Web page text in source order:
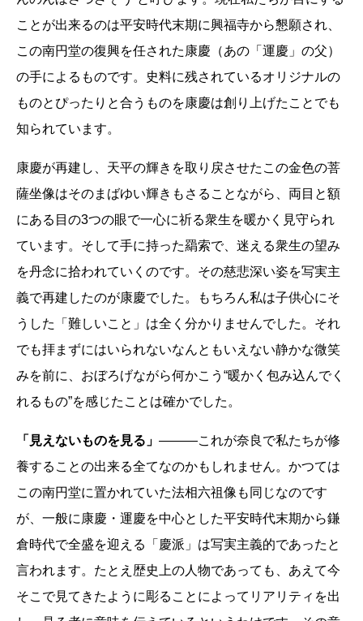
ことが出来るのは平安時代末期に興福寺から懇願され、
この南円堂の復興を任された康慶（あの「運慶」の父）
の手によるものです。史料に残されているオリジナルの
ものとぴったりと合うものを康慶は創り上げたことでも
知られています。
康慶が再建し、天平の輝きを取り戻させたこの金色の菩
薩坐像はそのまばゆい輝きもさることながら、両目と額
にある目の3つの眼で一心に祈る衆生を暖かく見守られ
ています。そして手に持った羂索で、迷える衆生の望み
を丹念に拾われていくのです。その慈悲深い姿を写実主
義で再建したのが康慶でした。もちろん私は子供心にそ
うした「難しいこと」は全く分かりませんでした。それ
でも拝まずにはいられないなんともいえない静かな微笑
みを前に、おぼろげながら何かこう“暖かく包み込んでく
れるもの”を感じたことは確かでした。
「見えないものを見る」 ―――これが奈良で私たちが修
養することの出来る全てなのかもしれません。かつては
この南円堂に置かれていた法相六祖像も同じなのです
が、一般に康慶・運慶を中心とした平安時代末期から鎌
倉時代で全盛を迎える「慶派」は写実主義的であったと
言われます。たとえ歴史上の人物であっても、あえて今
そこで見てきたように彫ることによってリアリティを出